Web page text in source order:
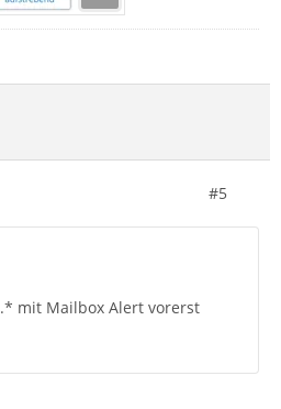
#5
mit Mailbox Alert vorerst